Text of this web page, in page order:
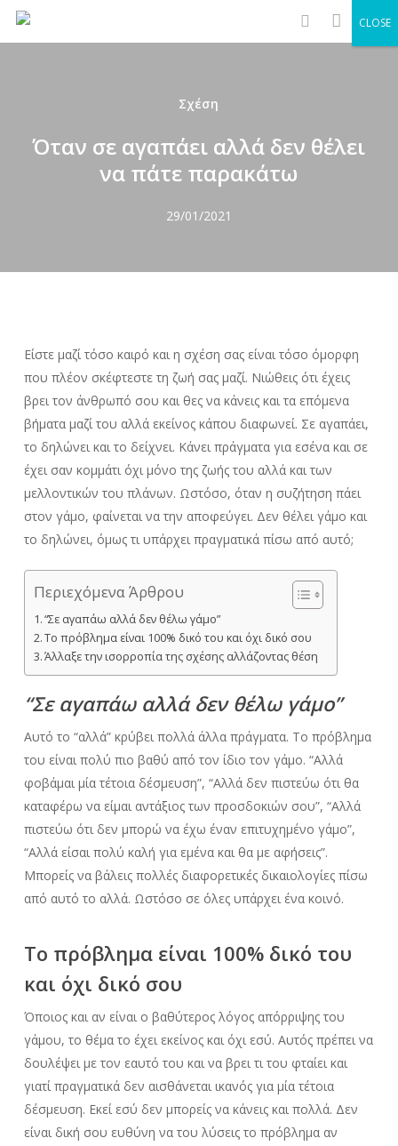
Skip
search
Σχέση
Όταν σε αγαπάει αλλά δεν θέλει
να πάτε παρακάτω
29/01/2021
Είστε μαζί τόσο καιρό και η σχέση σας είναι τόσο όμορφη
που πλέον σκέφτεστε τη ζωή σας μαζί. Νιώθεις ότι έχεις
βρει τον άνθρωπό σου και θες να κάνεις και τα επόμενα
βήματα μαζί του αλλά εκείνος κάπου διαφωνεί. Σε αγαπάει,
το δηλώνει και το δείχνει. Κάνει πράγματα για εσένα και σε
έχει σαν κομμάτι όχι μόνο της ζωής του αλλά και των
μελλοντικών του πλάνων. Ωστόσο, όταν η συζήτηση πάει
στον γάμο, φαίνεται να την αποφεύγει. Δεν θέλει γάμο και
το δηλώνει, όμως τι υπάρχει πραγματικά πίσω από αυτό;
Περιεχόμενα Άρθρου
“Σε αγαπάω αλλά δεν θέλω γάμο”
Το πρόβλημα είναι 100% δικό του και όχι δικό σου
Άλλαξε την ισορροπία της σχέσης αλλάζοντας θέση
“Σε αγαπάω αλλά δεν θέλω γάμο”
Αυτό το “αλλά” κρύβει πολλά άλλα πράγματα. Το πρόβλημα
του είναι πολύ πιο βαθύ από τον ίδιο τον γάμο. “Αλλά
φοβάμαι μία τέτοια δέσμευση”, “Αλλά δεν πιστεύω ότι θα
καταφέρω να είμαι αντάξιος των προσδοκιών σου”, “Αλλά
πιστεύω ότι δεν μπορώ να έχω έναν επιτυχημένο γάμο”,
“Αλλά είσαι πολύ καλή για εμένα και θα με αφήσεις”.
Μπορείς να βάλεις πολλές διαφορετικές δικαιολογίες πίσω
από αυτό το αλλά. Ωστόσο σε όλες υπάρχει ένα κοινό.
Το πρόβλημα είναι 100% δικό του
και όχι δικό σου
Όποιος και αν είναι ο βαθύτερος λόγος απόρριψης του
γάμου, το θέμα το έχει εκείνος και όχι εσύ. Αυτός πρέπει να
δουλέψει με τον εαυτό του και να βρει τι του φταίει και
γιατί πραγματικά δεν αισθάνεται ικανός για μία τέτοια
δέσμευση. Εκεί εσύ δεν μπορείς να κάνεις και πολλά. Δεν
είναι δική σου ευθύνη να του λύσεις το πρόβλημα αν
CLOSE